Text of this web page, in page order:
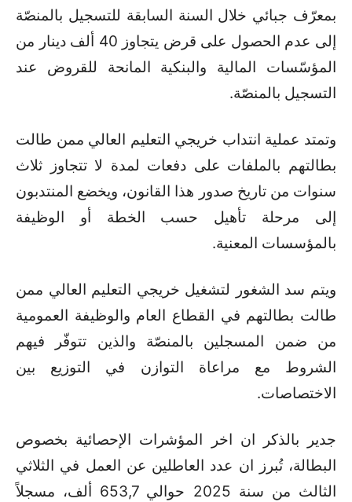
بمعرّف جبائي خلال السنة السابقة للتسجيل بالمنصّة
إلى عدم الحصول على قرض يتجاوز 40 ألف دينار من
المؤسّسات المالية والبنكية المانحة للقروض عند
التسجيل بالمنصّة.
وتمتد عملية انتداب خريجي التعليم العالي ممن طالت
بطالتهم بالملفات على دفعات لمدة لا تتجاوز ثلاث
سنوات من تاريخ صدور هذا القانون، ويخضع المنتدبون
إلى مرحلة تأهيل حسب الخطة أو الوظيفة
بالمؤسسات المعنية.
ويتم سد الشغور لتشغيل خريجي التعليم العالي ممن
طالت بطالتهم في القطاع العام والوظيفة العمومية
من ضمن المسجلين بالمنصّة والذين تتوفّر فيهم
الشروط مع مراعاة التوازن في التوزيع بين
الاختصاصات.
جدير بالذكر ان اخر المؤشرات الإحصائية بخصوص
البطالة، تُبرز ان عدد العاطلين عن العمل في الثلاثي
الثالث من سنة 2025 حوالي 653,7 ألف، مسجلاً